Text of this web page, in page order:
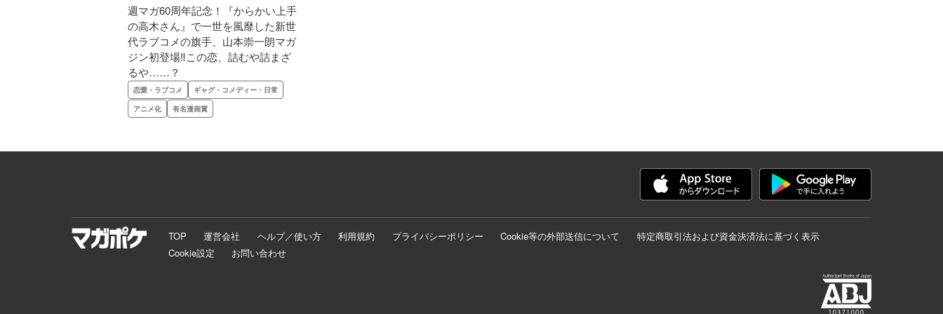
週マガ60周年記念！『からかい上手
の高木さん』で一世を風靡した新世
代ラブコメの旗手、山本崇一朗マガ
ジン初登場‼この恋、詰むや詰まざ
るや……？
恋愛・ラブコメ
ギャグ・コメディー・日常
アニメ化
有名漫画賞
TOP 運営会社 ヘルプ／使い方 利用規約 プライバシーポリシー Cookie等の外部送信について
特定商取引法および資金決済法に基づく表示
Cookie設定
お問い合わせ